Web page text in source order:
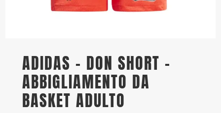
ADIDAS – DON SHORT –
ABBIGLIAMENTO DA
BASKET ADULTO